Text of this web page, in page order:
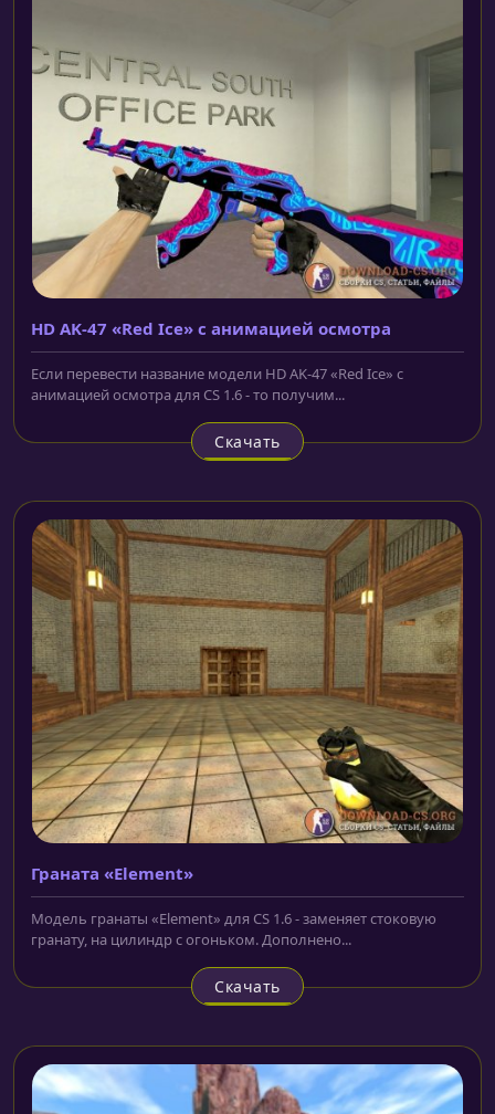
HD AK-47 «Red Ice» с анимацией осмотра
Если перевести название модели HD AK-47 «Red Ice» с
анимацией осмотра для CS 1.6 - то получим...
Скачать
Граната «Element»
Модель гранаты «Element» для CS 1.6 - заменяет стоковую
гранату, на цилиндр с огоньком. Дополнено...
Скачать